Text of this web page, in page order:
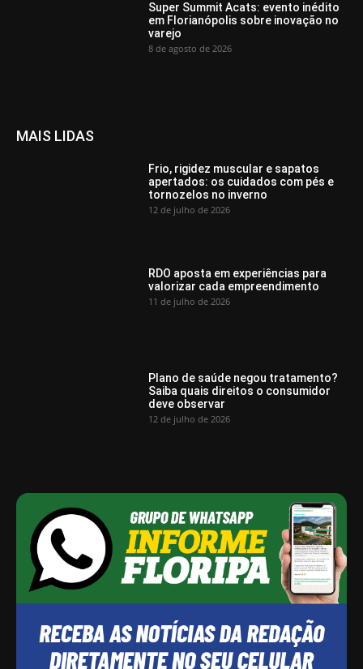
Super Summit Acats: evento inédito
em Florianópolis sobre inovação no
varejo
8 de agosto de 2026
MAIS LIDAS
Frio, rigidez muscular e sapatos
apertados: os cuidados com pés e
tornozelos no inverno
12 de julho de 2026
RDO aposta em experiências para
valorizar cada empreendimento
11 de julho de 2026
Plano de saúde negou tratamento?
Saiba quais direitos o consumidor
deve observar
12 de julho de 2026